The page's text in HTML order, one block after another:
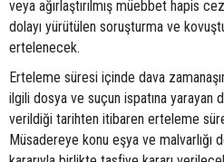
veya ağırlaştırılmış müebbet hapis
dolayı yürütülen soruşturma ve
ertelenecek.
Erteleme süresi içinde dava
ilgili dosya ve suçun ispatına yarayan
verildiği tarihten itibaren erteleme
Müsadereye konu eşya ve malvarlığı